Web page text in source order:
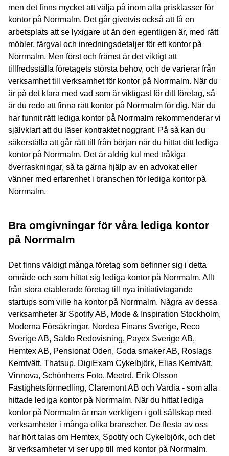
men det finns mycket att välja på inom alla prisklasser för
kontor på Norrmalm. Det går givetvis också att få en
arbetsplats att se lyxigare ut än den egentligen är, med rätt
möbler, färgval och inredningsdetaljer för ett kontor på
Norrmalm. Men först och främst är det viktigt att
tillfredsställa företagets största behov, och de varierar från
verksamhet till verksamhet för kontor på Norrmalm. När du
är på det klara med vad som är viktigast för ditt företag, så
är du redo att finna rätt kontor på Norrmalm för dig. När du
har funnit rätt lediga kontor på Norrmalm rekommenderar vi
självklart att du läser kontraktet noggrant. På så kan du
säkerställa att går rätt till från början när du hittat ditt lediga
kontor på Norrmalm. Det är aldrig kul med tråkiga
överraskningar, så ta gärna hjälp av en advokat eller
vänner med erfarenhet i branschen för lediga kontor på
Norrmalm.
Bra omgivningar för våra lediga kontor
på Norrmalm
Det finns väldigt många företag som befinner sig i detta
område och som hittat sig lediga kontor på Norrmalm. Allt
från stora etablerade företag till nya initiativtagande
startups som ville ha kontor på Norrmalm. Några av dessa
verksamheter är Spotify AB, Mode & Inspiration Stockholm,
Moderna Försäkringar, Nordea Finans Sverige, Reco
Sverige AB, Saldo Redovisning, Payex Sverige AB,
Hemtex AB, Pensionat Oden, Goda smaker AB, Roslags
Kemtvätt, Thatsup, DigiExam Cykelbjörk, Elias Kemtvätt,
Vinnova, Schönherrs Foto, Meetrd, Erik Olsson
Fastighetsförmedling, Claremont AB och Vardia - som alla
hittade lediga kontor på Norrmalm. När du hittat lediga
kontor på Norrmalm är man verkligen i gott sällskap med
verksamheter i många olika branscher. De flesta av oss
har hört talas om Hemtex, Spotify och Cykelbjörk, och det
är verksamheter vi ser upp till med kontor på Norrmalm.